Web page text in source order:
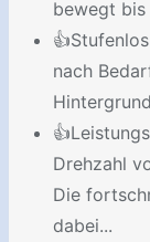
bewegt bis
nach
Drehzahl
Die
dabei...